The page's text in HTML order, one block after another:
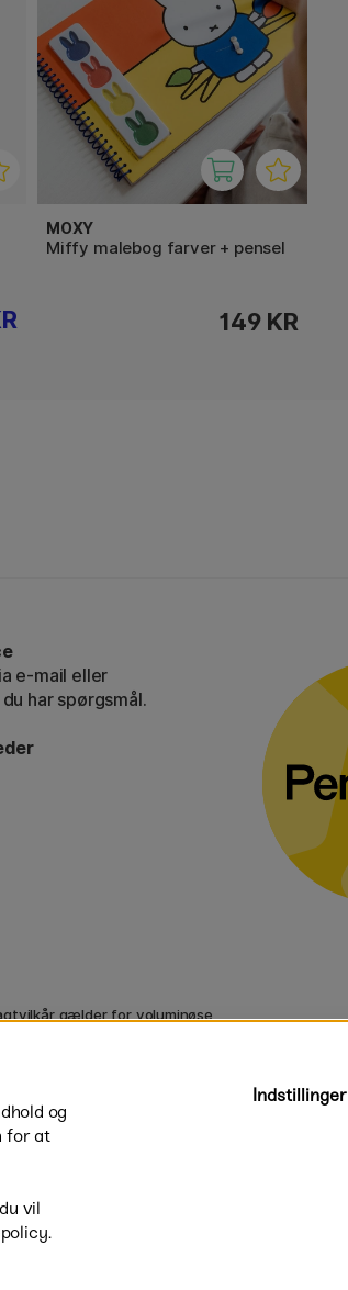
MOXY
Miffy malebog farver + pensel
149 KR
e-mail eller
har spørgsmål.
gælder for voluminøse
og
for at
vil
Indstillinger